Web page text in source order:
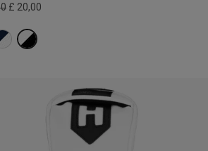
£ 20,00